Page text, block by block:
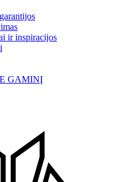
ir inspiracijos
GAMINĮ